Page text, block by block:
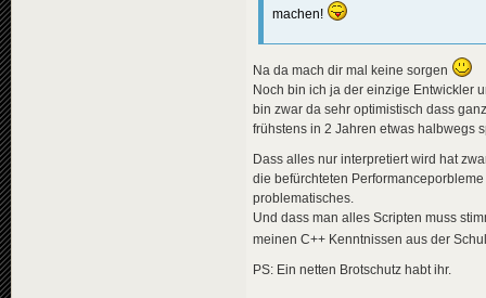
machen!
Na da mach dir mal keine sorgen
Noch bin ich ja der einzige Entwickler
bin zwar da sehr optimistisch dass
frühstens in 2 Jahren etwas halbwegs
Dass alles nur interpretiert wird hat
die befürchteten
problematisches.
Und dass man alles Scripten muss
meinen C++ Kenntnissen aus der
PS: Ein netten Brotschutz habt ihr.